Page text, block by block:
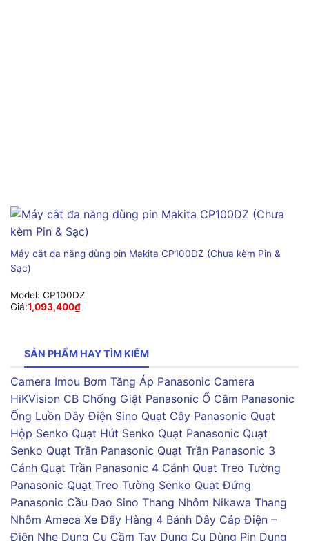
Máy cắt đa năng dùng pin Makita CP100DZ (Chưa kèm Pin &
Sạc)
Model: CP100DZ
Giá:1,093,400₫
SẢN PHẨM HAY TÌM KIẾM
Camera Imou Bơm Tăng Áp Panasonic Camera
HiKVision CB Chống Giật Panasonic Ổ Cắm Panasonic
Ống Luồn Dây Điện Sino Quạt Cây Panasonic Quạt
Hộp Senko Quạt Hút Senko Quạt Panasonic Quạt
Senko Quạt Trần Panasonic Quạt Trần Panasonic 3
Cánh Quạt Trần Panasonic 4 Cánh Quạt Treo Tường
Panasonic Quạt Treo Tường Senko Quạt Đứng
Panasonic Cầu Dao Sino Thang Nhôm Nikawa Thang
Nhôm Ameca Xe Đẩy Hàng 4 Bánh Dây Cáp Điện –
Điện Nhẹ Dụng Cụ Cầm Tay Dụng Cụ Dùng Pin Dụng